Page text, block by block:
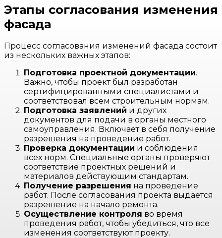
Этапы согласования изменения
фасада
Процесс согласования изменений фасада состоит
из нескольких важных этапов:
Подготовка проектной документации.
Важно, чтобы проект был разработан
сертифицированными специалистами и
соответствовал всем строительным нормам.
Подготовка заявлений и других
документов для подачи в органы местного
самоуправления. Включает в себя получение
разрешения на проведение работ.
Проверка документации и соблюдения
всех норм. Специальные органы проверяют
соответствие проектных решений и
материалов действующим стандартам.
Получение разрешения на проведение
работ. После согласования проекта выдается
разрешение на начало ремонта.
Осуществление контроля во время
проведения работ, чтобы убедиться, что все
изменения соответствуют проекту.